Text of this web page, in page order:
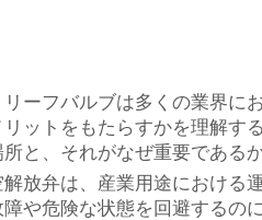
ーフバルブは多くの業界に
ットをもたらすかを理解す
と、それがなぜ重要である
放弁は、産業用途における
や危険な状態を回避するの